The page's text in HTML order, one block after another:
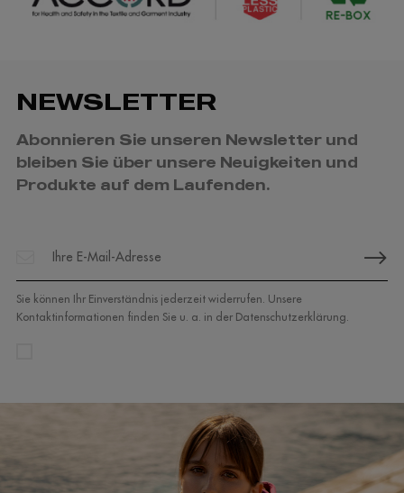
NEWSLETTER
Abonnieren Sie unseren Newsletter und
bleiben Sie über unsere Neuigkeiten und
Produkte auf dem Laufenden.
Sie können Ihr Einverständnis jederzeit widerrufen. Unsere
Kontaktinformationen finden Sie u. a. in der Datenschutzerklärung.